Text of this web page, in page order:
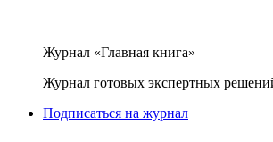
Журнал «Главная книга»
Журнал готовых экспертных
Подписаться на журнал